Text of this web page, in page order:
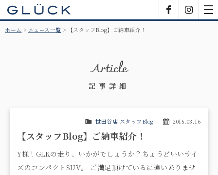
ホーム ニュース一覧 【スタッフBlog】ご納車紹介！
Article
記事詳細
2015.03.16
世田谷店 スタッフBlog
【スタッフBlog】ご納車紹介！
Y様！GLKの走り、いかがでしょうか？ちょうどいいサイ
ズのコンパクトSUV。 ご満足頂けているに違いありませ